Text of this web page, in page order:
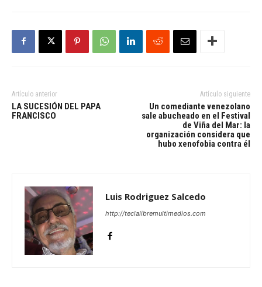
Artículo anterior
LA SUCESIÓN DEL PAPA
FRANCISCO
Artículo siguiente
Un comediante venezolano
sale abucheado en el Festival
de Viña del Mar: la
organización considera que
hubo xenofobia contra él
Luis Rodriguez Salcedo
http://teclalibremultimedios.com